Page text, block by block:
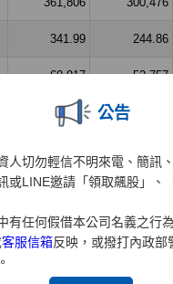
公告
人切勿輕信不明來電、簡訊
或LINE邀請「領取飆股」、
有任何假借本公司名義之行
客服信箱反映，或撥打內政